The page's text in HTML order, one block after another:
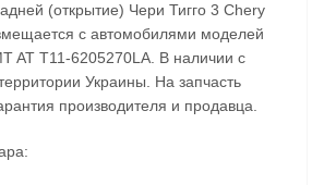
(открытие) Чери Тигго 3 Chery
с автомобилями моделей
AT T11-6205270LA. В наличии с
Украины. На запчасть
производителя и продавца.